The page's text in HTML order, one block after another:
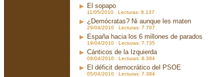
El sopapo
11/05/2010 Lecturas: 8.137
¿Demócratas? Ni aunque les maten
29/04/2010 Lecturas: 7.707
España hacia los 6 millones de parados
19/04/2010 Lecturas: 7.735
Cánticos de la Izquierda
09/04/2010 Lecturas: 8.384
El déficit democrático del PSOE
05/04/2010 Lecturas: 7.384